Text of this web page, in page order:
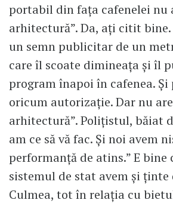
portabil din faţa cafenelei nu
arhitectură”. Da, ați citit bine.
un semn publicitar de un
care îl scoate dimineața și îl
program înapoi în cafenea. Și
oricum autorizație. Dar nu
arhitectură”. Polițistul, băiat
am ce să vă fac. Și noi avem
performanță de atins.” E bine
sistemul de stat avem și ținte
Culmea, tot în relația cu